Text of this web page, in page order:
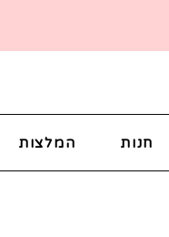
חנות המלצות